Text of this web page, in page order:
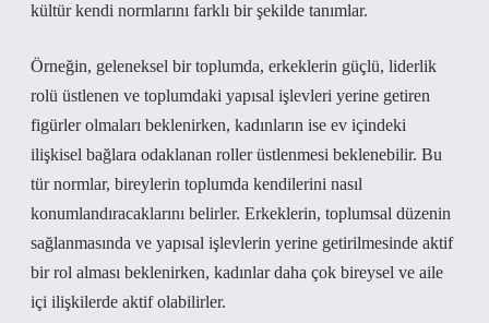
kültür kendi normlarını farklı bir şekilde tanımlar.
Örneğin, geleneksel bir toplumda, erkeklerin güçlü, liderlik
rolü üstlenen ve toplumdaki yapısal işlevleri yerine getiren
figürler olmaları beklenirken, kadınların ise ev içindeki
ilişkisel bağlara odaklanan roller üstlenmesi beklenebilir. Bu
tür normlar, bireylerin toplumda kendilerini nasıl
konumlandıracaklarını belirler. Erkeklerin, toplumsal düzenin
sağlanmasında ve yapısal işlevlerin yerine getirilmesinde aktif
bir rol alması beklenirken, kadınlar daha çok bireysel ve aile
içi ilişkilerde aktif olabilirler.